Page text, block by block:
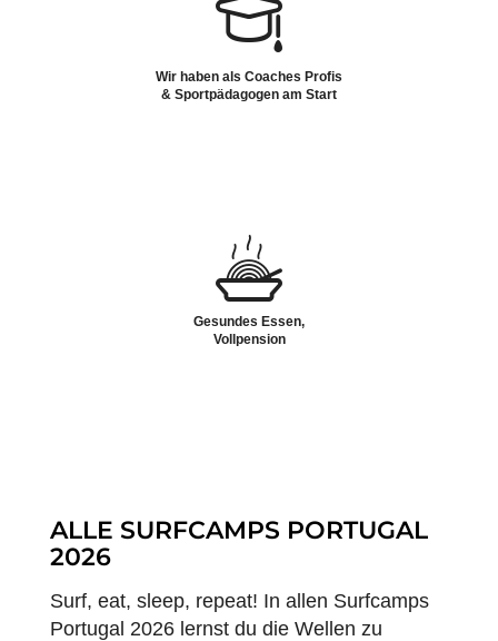
Wir haben als Coaches Profis
& Sportpädagogen am Start
Gesundes Essen,
Vollpension
ALLE SURFCAMPS PORTUGAL
2026
Surf, eat, sleep, repeat! In allen Surfcamps
Portugal 2026 lernst du die Wellen zu